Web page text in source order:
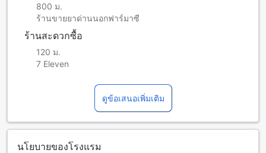
800 ม.
ร้านขายยาด่านนอกฟาร์มาซี
ร้านสะดวกซื้อ
120 ม.
7 Eleven
ดูข้อเสนอเพิ่มเติม
นโยบายของโรงแรม